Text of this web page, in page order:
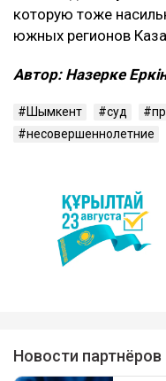
которую тоже
южных регионов
Автор: Назерке
Шымкент суд
несовершеннолетние